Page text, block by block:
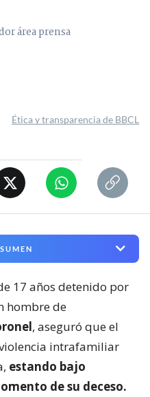
área prensa
Ética y transparencia de BBCL
17 años detenido por
hombre de
, aseguró que el
intrafamiliar
estando bajo
de su deceso.